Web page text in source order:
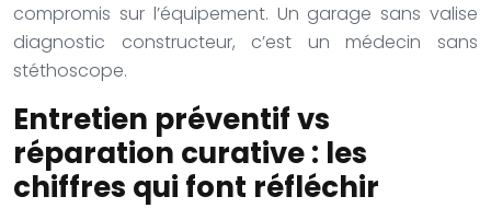
compromis sur l’équipement. Un garage sans valise
diagnostic constructeur, c’est un médecin sans
stéthoscope.
Entretien préventif vs
réparation curative : les
chiffres qui font réfléchir